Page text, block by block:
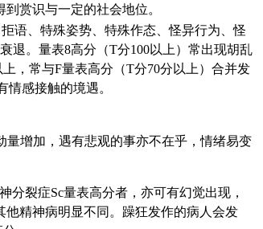
赏识与一定的社会地位。
语、特殊姿势、特殊作态、怪异行为、怪
退。量表8高分（T分100以上）常出现胡乱
，常与F量表高分（T分70分以上）合并发
感接触的境遇。
增加，遇有悲观的事亦不在乎，情绪易变
裂症Sc量表高分者，亦可有幻觉出现，
精神病明显不同。躁狂发作的病人会发